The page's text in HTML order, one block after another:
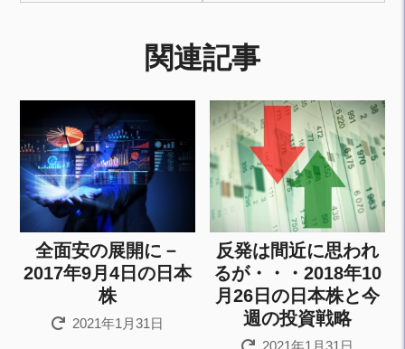
関連記事
全面安の展開に－
2017年9月4日の日本
株
2021年1月31日
反発は間近に思われ
るが・・・2018年10
月26日の日本株と今
週の投資戦略
2021年1月31日